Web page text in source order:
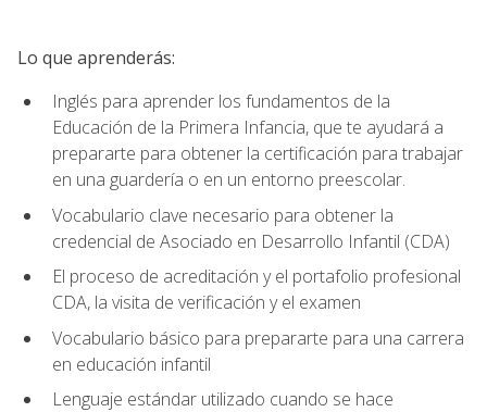
Lo que aprenderás:
Inglés para aprender los fundamentos de la
Educación de la Primera Infancia, que te ayudará a
prepararte para obtener la certificación para trabajar
en una guardería o en un entorno preescolar.
Vocabulario clave necesario para obtener la
credencial de Asociado en Desarrollo Infantil (CDA)
El proceso de acreditación y el portafolio profesional
CDA, la visita de verificación y el examen
Vocabulario básico para prepararte para una carrera
en educación infantil
Lenguaje estándar utilizado cuando se hace